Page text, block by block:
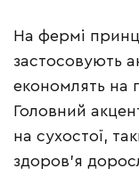
На фермі
застосовують
економлять на
Головний
на сухостої,
здоров’я